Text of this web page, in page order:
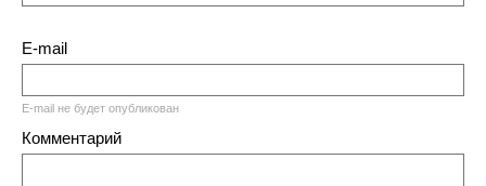
E-mail
E-mail не будет опубликован
Комментарий